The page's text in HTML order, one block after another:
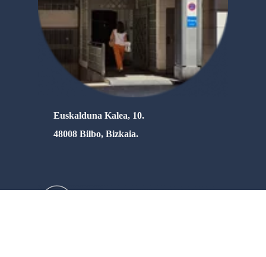
Euskalduna Kalea, 10.
48008 Bilbo, Bizkaia.